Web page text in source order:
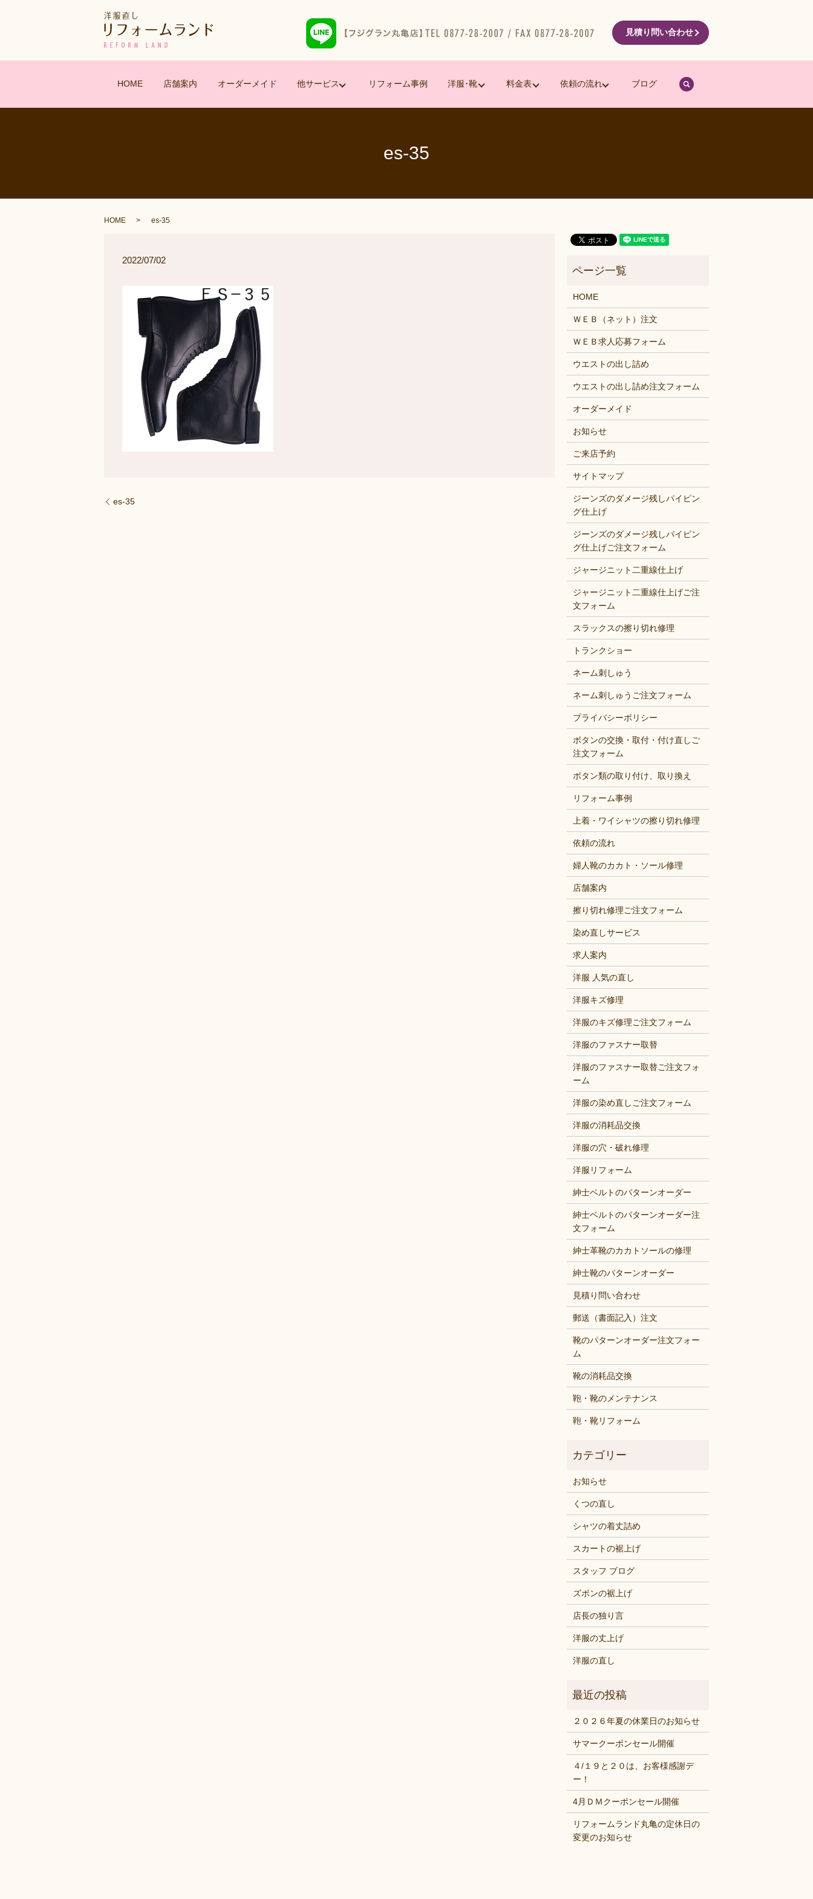
見積り問い合わせ
HOME 店舗案内 オーダーメイド 他サービス リフォーム事例 洋服･靴 料金表 依頼の流れ ブログ
es-35
HOME es-35
2022/07/02
es-35
HOME
ＷＥＢ（ネット）注文
ＷＥＢ求人応募フォーム
ウエストの出し詰め
ウエストの出し詰め注文フォーム
オーダーメイド
お知らせ
ご来店予約
サイトマップ
ジーンズのダメージ残しパイピン
グ仕上げ
ジーンズのダメージ残しパイピン
グ仕上げご注文フォーム
ジャージニット二重線仕上げ
ジャージニット二重線仕上げご注
文フォーム
スラックスの擦り切れ修理
トランクショー
ネーム刺しゅう
ネーム刺しゅうご注文フォーム
プライバシーポリシー
ボタンの交換・取付・付け直しご
注文フォーム
ボタン類の取り付け、取り換え
リフォーム事例
上着・ワイシャツの擦り切れ修理
依頼の流れ
婦人靴のカカト・ソール修理
店舗案内
擦り切れ修理ご注文フォーム
染め直しサービス
求人案内
洋服 人気の直し
洋服キズ修理
洋服のキズ修理ご注文フォーム
洋服のファスナー取替
洋服のファスナー取替ご注文フォ
ーム
洋服の染め直しご注文フォーム
洋服の消耗品交換
洋服の穴・破れ修理
洋服リフォーム
紳士ベルトのパターンオーダー
紳士ベルトのパターンオーダー注
文フォーム
紳士革靴のカカトソールの修理
紳士靴のパターンオーダー
見積り問い合わせ
郵送（書面記入）注文
靴のパターンオーダー注文フォー
ム
靴の消耗品交換
鞄・靴のメンテナンス
鞄・靴リフォーム
お知らせ
くつの直し
シャツの着丈詰め
スカートの裾上げ
スタッフ ブログ
ズボンの裾上げ
店長の独り言
洋服の丈上げ
洋服の直し
２０２６年夏の休業日のお知らせ
サマークーポンセール開催
４/１９と２０は、お客様感謝デ
ー！
4月ＤＭクーポンセール開催
リフォームランド丸亀の定休日の
変更のお知らせ